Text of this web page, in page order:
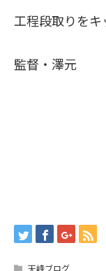
工程段取りをキ
監督・澤元
天峰ブログ